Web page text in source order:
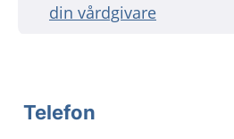
din vårdgivare
Telefon